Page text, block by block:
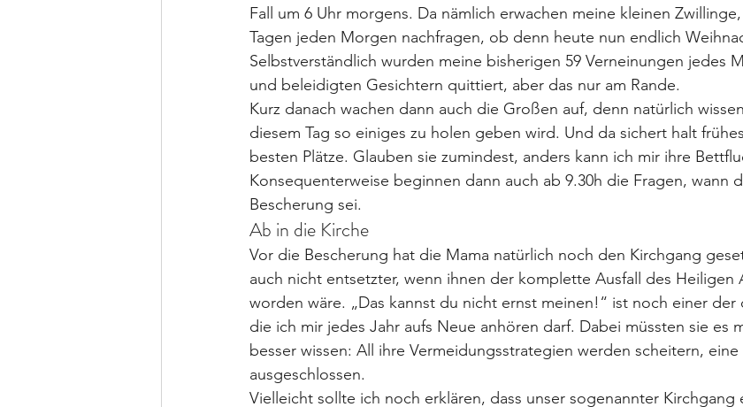
Fall um 6 Uhr morgens. Da nämlich erwachen meine kleinen
Tagen jeden Morgen nachfragen, ob denn heute nun endlich
Selbstverständlich wurden meine bisherigen 59 Verneinungen jedes
und beleidigten Gesichtern quittiert, aber das nur am Rande.
Kurz danach wachen dann auch die Großen auf, denn natürlich
diesem Tag so einiges zu holen geben wird. Und da sichert halt
besten Plätze. Glauben sie zumindest, anders kann ich mir ihre
Konsequenterweise beginnen dann auch ab 9.30h die Fragen, wann
Bescherung sei.
Ab in die Kirche
Vor die Bescherung hat die Mama natürlich noch den Kirchgang
auch nicht entsetzter, wenn ihnen der komplette Ausfall des
worden wäre. „Das kannst du nicht ernst meinen!“ ist noch einer der
die ich mir jedes Jahr aufs Neue anhören darf. Dabei müssten sie es
besser wissen: All ihre Vermeidungsstrategien werden scheitern,
ausgeschlossen.
Vielleicht sollte ich noch erklären, dass unser sogenannter Kirchgang